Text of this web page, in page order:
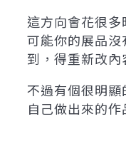
這方向會花很
可能你的展品
到，得重新改內
不過有個很明
自己做出來的